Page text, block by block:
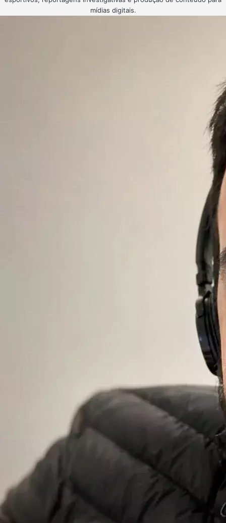
mídias digitais.